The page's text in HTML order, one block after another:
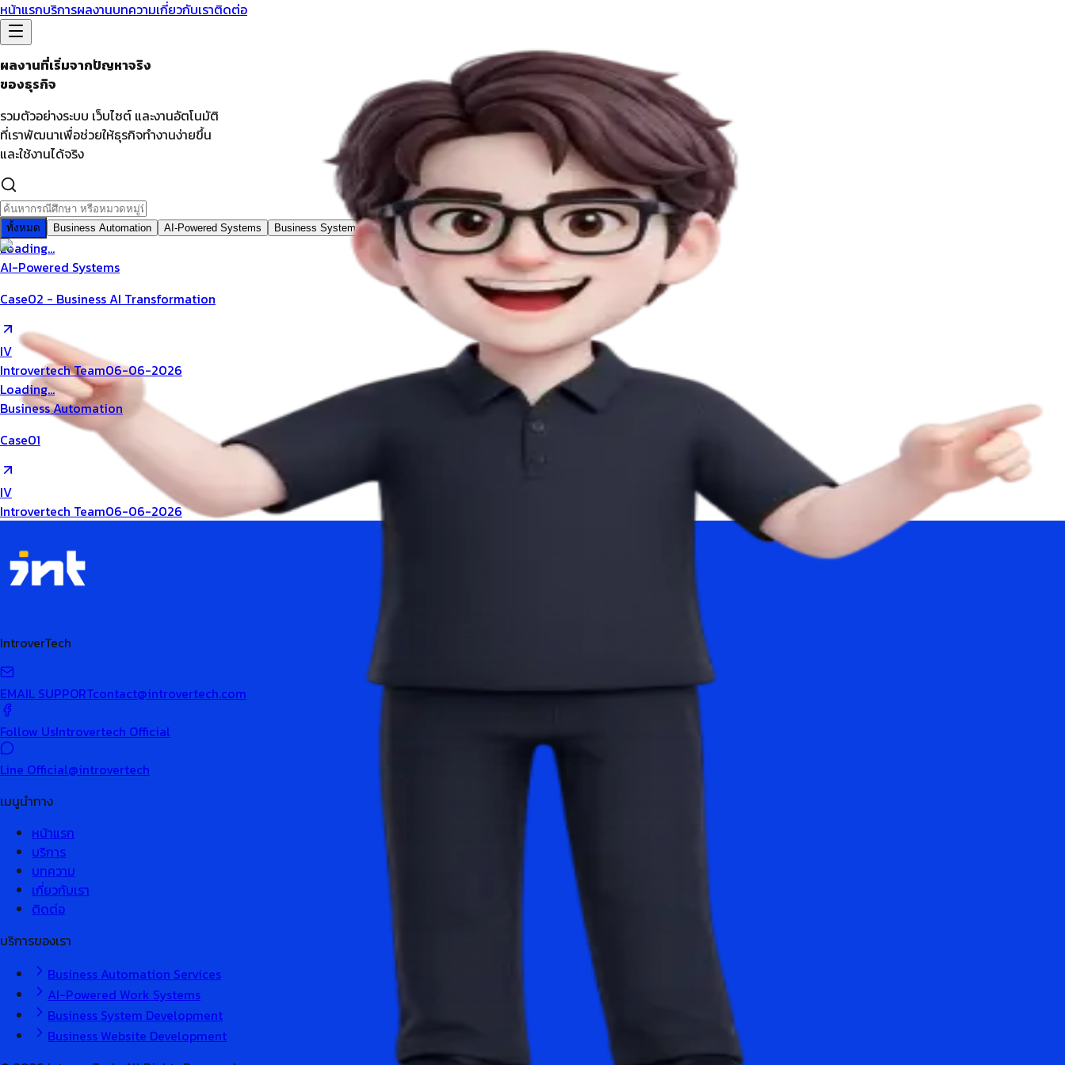
หน้าแรกบริการผลงานบทความเกี่ยวกับเราติดต่อ
ผลงานที่เริ่มจากปัญหาจริง
ของธุรกิจ
รวมตัวอย่างระบบ เว็บไซต์ และงานอัตโนมัติ
ที่เราพัฒนาเพื่อช่วยให้ธุรกิจทำงานง่ายขึ้น
และใช้งานได้จริง
ทั้งหมด Business Automation AI-Powered Systems Business Systems Business Website
Loading...
AI-Powered Systems
Case02 - Business AI Transformation
IV
Introvertech Team06-06-2026
Loading...
Business Automation
Case01
IV
Introvertech Team06-06-2026
IntroverTech
EMAIL SUPPORTcontact@introvertech.com
Follow UsIntrovertech Official
Line Official@introvertech
เมนูนำทาง
หน้าแรก
บริการ
บทความ
เกี่ยวกับเรา
ติดต่อ
บริการของเรา
Business Automation Services
AI-Powered Work Systems
Business System Development
Business Website Development